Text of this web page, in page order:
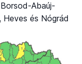
Abaúj-
Heves és Nógrád